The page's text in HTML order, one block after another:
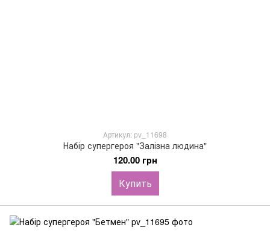
Артикул: pv_11698
Набір супергероя "Залізна людина"
120.00 грн
Купить